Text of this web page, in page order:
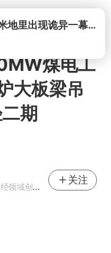
打开
煤电工
大板梁吊
期
领域创作者
关注